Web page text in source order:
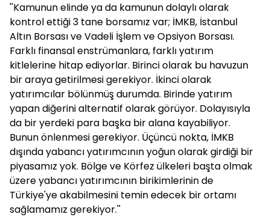
''Kamunun elinde ya da kamunun dolaylı olarak
kontrol ettiği 3 tane borsamız var; İMKB, İstanbul
Altın Borsası ve Vadeli İşlem ve Opsiyon Borsası.
Farklı finansal enstrümanlara, farklı yatırım
kitlelerine hitap ediyorlar. Birinci olarak bu havuzun
bir araya getirilmesi gerekiyor. İkinci olarak
yatırımcılar bölünmüş durumda. Birinde yatırım
yapan diğerini alternatif olarak görüyor. Dolayısıyla
da bir yerdeki para başka bir alana kayabiliyor.
Bunun önlenmesi gerekiyor. Üçüncü nokta, İMKB
dışında yabancı yatırımcının yoğun olarak girdiği bir
piyasamız yok. Bölge ve Körfez ülkeleri başta olmak
üzere yabancı yatırımcının birikimlerinin de
Türkiye'ye akabilmesini temin edecek bir ortamı
sağlamamız gerekiyor.''